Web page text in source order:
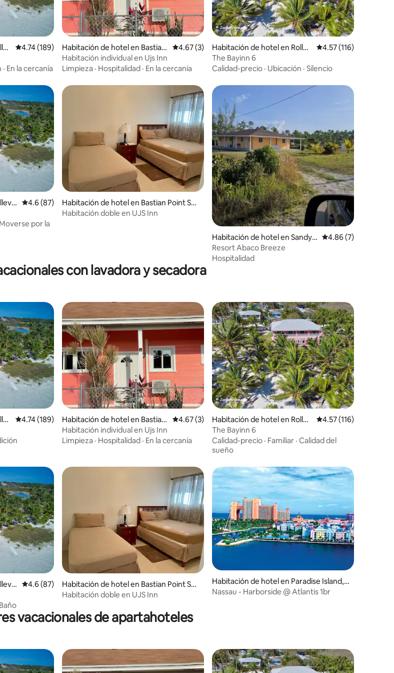
Calificación promedio: 4.74 de 5, 189 reseñas
4.74 (189)
· En la cercanía
Habitación de hotel en Bastian
Point Settlement
Calificación promedio: 4.67 de 5, 3 reseñas
4.67 (3)
Habitación individual en Ujs Inn
Limpieza · Hospitalidad · En la cercanía
Habitación de hotel en Rollev
ille
Calificación promedio:
4.57 (116)
The Bayinn 6
Calidad-precio · Ubicación · Silencio
Calificación promedio: 4.6 de 5, 87 reseñas
4.6 (87)
Moverse por la
Habitación de hotel en Bastian Point Set
tlement
Habitación doble en UJS Inn
Habitación de hotel en Sandy P
oint
Calificación
4.86 (7)
Resort Abaco Breeze
Hospitalidad
con lavadora y secadora
Calificación promedio: 4.74 de 5, 189 reseñas
4.74 (189)
Habitación de hotel en Bastian
Point Settlement
Calificación promedio: 4.67 de 5, 3 reseñas
4.67 (3)
Habitación individual en Ujs Inn
Limpieza · Hospitalidad · En la cercanía
Habitación de hotel en Rollev
ille
Calificación promedio:
4.57 (116)
The Bayinn 6
Calidad-precio · Familiar · Calidad del
sueño
Calificación promedio: 4.6 de 5, 87 reseñas
4.6 (87)
Baño
Habitación de hotel en Bastian Point Set
tlement
Habitación doble en UJS Inn
Habitación de hotel en Paradise Island,
Nassau
Nassau - Harborside @ Atlantis 1br
vacacionales de apartahoteles